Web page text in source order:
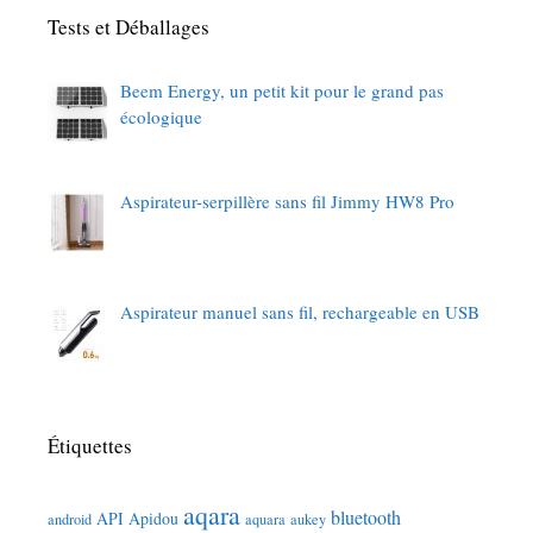
Tests et Déballages
Beem Energy, un petit kit pour le grand pas
écologique
Aspirateur-serpillère sans fil Jimmy HW8 Pro
Aspirateur manuel sans fil, rechargeable en USB
Étiquettes
android API Apidou aqara aquara aukey bluetooth